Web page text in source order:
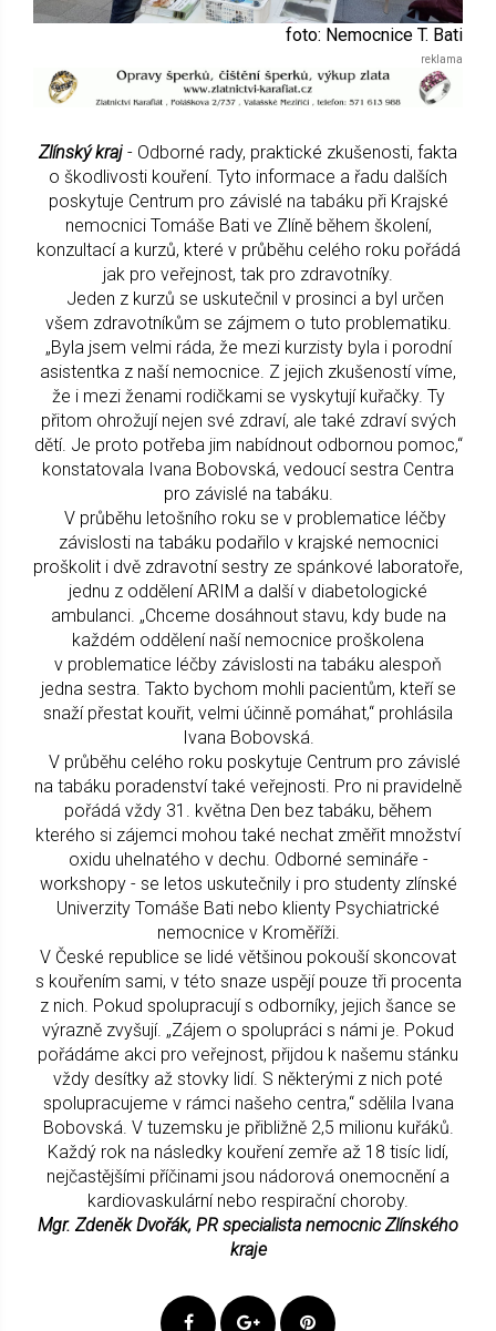
foto: Nemocnice T. Bati
Zlínský kraj - Odborné rady, praktické zkušenosti, fakta
o škodlivosti kouření. Tyto informace a řadu dalších
poskytuje Centrum pro závislé na tabáku při Krajské
nemocnici Tomáše Bati ve Zlíně během školení,
konzultací a kurzů, které v průběhu celého roku pořádá
jak pro veřejnost, tak pro zdravotníky.
Jeden z kurzů se uskutečnil v prosinci a byl určen
všem zdravotníkům se zájmem o tuto problematiku.
„Byla jsem velmi ráda, že mezi kurzisty byla i porodní
asistentka z naší nemocnice. Z jejich zkušeností víme,
že i mezi ženami rodičkami se vyskytují kuřačky. Ty
přitom ohrožují nejen své zdraví, ale také zdraví svých
dětí. Je proto potřeba jim nabídnout odbornou pomoc,“
konstatovala Ivana Bobovská, vedoucí sestra Centra
pro závislé na tabáku.
V průběhu letošního roku se v problematice léčby
závislosti na tabáku podařilo v krajské nemocnici
proškolit i dvě zdravotní sestry ze spánkové laboratoře,
jednu z oddělení ARIM a další v diabetologické
ambulanci. „Chceme dosáhnout stavu, kdy bude na
každém oddělení naší nemocnice proškolena
v problematice léčby závislosti na tabáku alespoň
jedna sestra. Takto bychom mohli pacientům, kteří se
snaží přestat kouřit, velmi účinně pomáhat,“ prohlásila
Ivana Bobovská.
V průběhu celého roku poskytuje Centrum pro závislé
na tabáku poradenství také veřejnosti. Pro ni pravidelně
pořádá vždy 31. května Den bez tabáku, během
kterého si zájemci mohou také nechat změřit množství
oxidu uhelnatého v dechu. Odborné semináře -
workshopy - se letos uskutečnily i pro studenty zlínské
Univerzity Tomáše Bati nebo klienty Psychiatrické
nemocnice v Kroměříži.
V České republice se lidé většinou pokouší skoncovat
s kouřením sami, v této snaze uspějí pouze tři procenta
z nich. Pokud spolupracují s odborníky, jejich šance se
výrazně zvyšují. „Zájem o spolupráci s námi je. Pokud
pořádáme akci pro veřejnost, přijdou k našemu stánku
vždy desítky až stovky lidí. S některými z nich poté
spolupracujeme v rámci našeho centra,“ sdělila Ivana
Bobovská. V tuzemsku je přibližně 2,5 milionu kuřáků.
Každý rok na následky kouření zemře až 18 tisíc lidí,
nejčastějšími příčinami jsou nádorová onemocnění a
kardiovaskulární nebo respirační choroby.
Mgr. Zdeněk Dvořák, PR specialista nemocnic Zlínského
kraje